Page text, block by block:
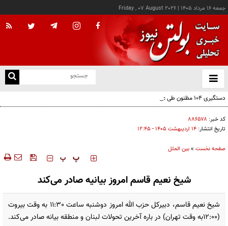
جمعه ۱۶ مرداد ۱۴۰۵ |
Friday , 07 August 2026
باز
و
دستگیری ۱۰۴ مظنون طی عملیات‌هایی علیه داعش در ترکیه
کد خبر: ۸۸۶۵۷۸
تاریخ انتشار: ۱۴ ارديبهشت ۱۴۰۵ - ۱۲:۴۵
صفحه نخست »بین الملل
‍‍‍ پ پ
شیخ نعیم قاسم امروز بیانیه صادر می‌کند
شیخ نعیم قاسم، دبیرکل حزب الله امروز دوشنبه ساعت 11:30 به وقت بیروت
(12:00به وقت تهران) در باره آخرین تحولات لبنان و منطقه بیانه صادر می‌کند.